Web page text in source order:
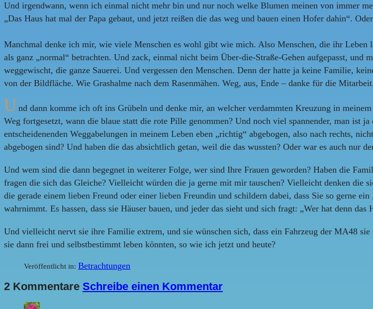
Und irgendwann, wenn ich einmal nicht mehr bin und nur noch welke Blumen meinen von immer
„Das Haus hat mal der Papa gebaut, und jetzt reißen die das weg und bauen einen Hofer dahin“.
Manchmal denke ich mir, wie viele Menschen es wohl gibt wie mich. Also Menschen, die ihr
als ganz „normal“ betrachten. Und zack, einmal nicht beim Über-die-Straße-Gehen aufgepasst,
weggewischt, die ganze Sauerei. Und vergessen den Menschen. Denn der hatte ja keine Familie,
von der Bildfläche. Wie Grashalme nach dem Rasenmähen. Weg, aus, Ende – danke für die
U nd dann komme ich oft ins Grübeln und denke mir, an welcher verdammten Kreuzung in
Weg fortgesetzt, wann die blaue statt die rote Pille genommen? Und noch viel spannender, man ist
entscheidenenden Weggabelungen in meinem Leben eben „richtig“ abgebogen, also nach rechts,
abgebogen sind? Und haben die das absichtlich getan, weil die das wussten? Oder war es auch nur
Und wem sind die dann begegnet in weiterer Folge, wer sind Ihre Frauen geworden? Haben die
fragen die sich das Gleiche? Vielleicht würden die ja gerne mit mir tauschen? Vielleicht denken die
die gerade einem lieben Freund oder einer lieben Freundin und schildern dabei, dass Sie so gerne
wahrnimmt. Es hassen, dass sie Häuser bauen, und jeder das sieht und sich fragt: „Wer hat denn das
Und vielleicht nervt sie ihre Familie extrem, und sie wünschen sich, dass ein Fahrzeug der MA48
sie dann frei und selbstbestimmt leben könnten, so wie ich jetzt und heute?
Veröffentlicht in: Betrachtungen
2 Kommentare Schreibe einen Kommentar